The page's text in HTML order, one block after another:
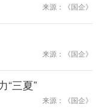
来源：《国企》
来源：《国企》
“三夏”
来源：《国企》